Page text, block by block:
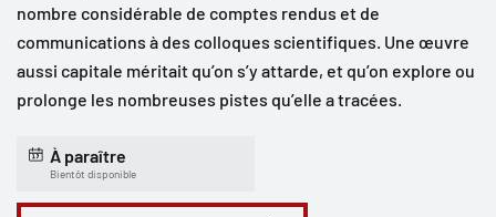
nombre considérable de comptes rendus et de
communications à des colloques scientifiques. Une œuvre
aussi capitale méritait qu’on s’y attarde, et qu’on explore ou
prolonge les nombreuses pistes qu’elle a tracées.
À paraître
Bientôt disponible